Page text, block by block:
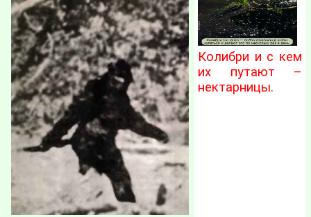
Колибри и с кем
их путают –
нектарницы.